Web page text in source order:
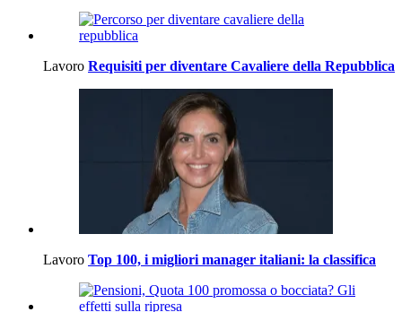
Lavoro Requisiti per diventare Cavaliere della Repubblica
Lavoro Top 100, i migliori manager italiani: la classifica